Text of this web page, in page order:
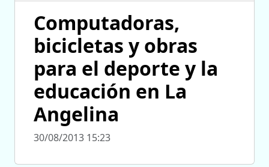
Computadoras,
bicicletas y obras
para el deporte y la
educación en La
Angelina
30/08/2013 15:23